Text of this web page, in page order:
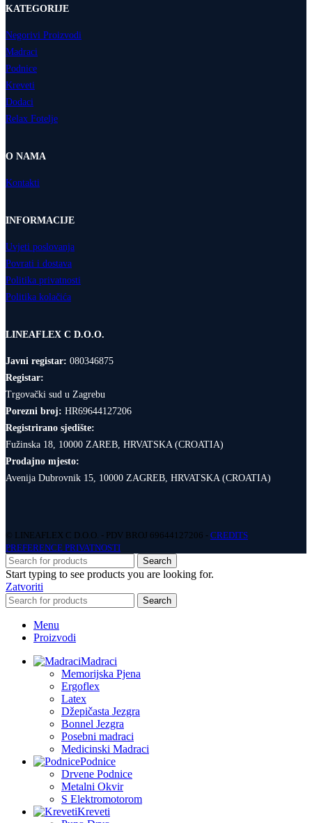
KATEGORIJE
Negorivi Proizvodi
Madraci
Podnice
Kreveti
Dodaci
Relax Fotelje
O NAMA
Kontakti
INFORMACIJE
Uvjeti poslovanja
Povrati i dostava
Politika privatnosti
Politika kolačića
LINEAFLEX C D.O.O.
Javni registar: 080346875
Registar:
Trgovački sud u Zagrebu
Porezni broj: HR69644127206
Registrirano sjedište:
Fužinska 18, 10000 ZAREB, HRVATSKA (CROATIA)
Prodajno mjesto:
Avenija Dubrovnik 15, 10000 ZAGREB, HRVATSKA (CROATIA)
© LINEAFLEX C D.O.O. - PDV BROJ 69644127206 - CREDITS
PREFERENCE PRIVATNOSTI
Search
Start typing to see products you are looking for.
Zatvoriti
Search
Menu
Proizvodi
Madraci
Memorijska Pjena
Ergoflex
Latex
Džepičasta Jezgra
Bonnel Jezgra
Posebni madraci
Medicinski Madraci
Podnice
Drvene Podnice
Metalni Okvir
S Elektromotorom
Kreveti